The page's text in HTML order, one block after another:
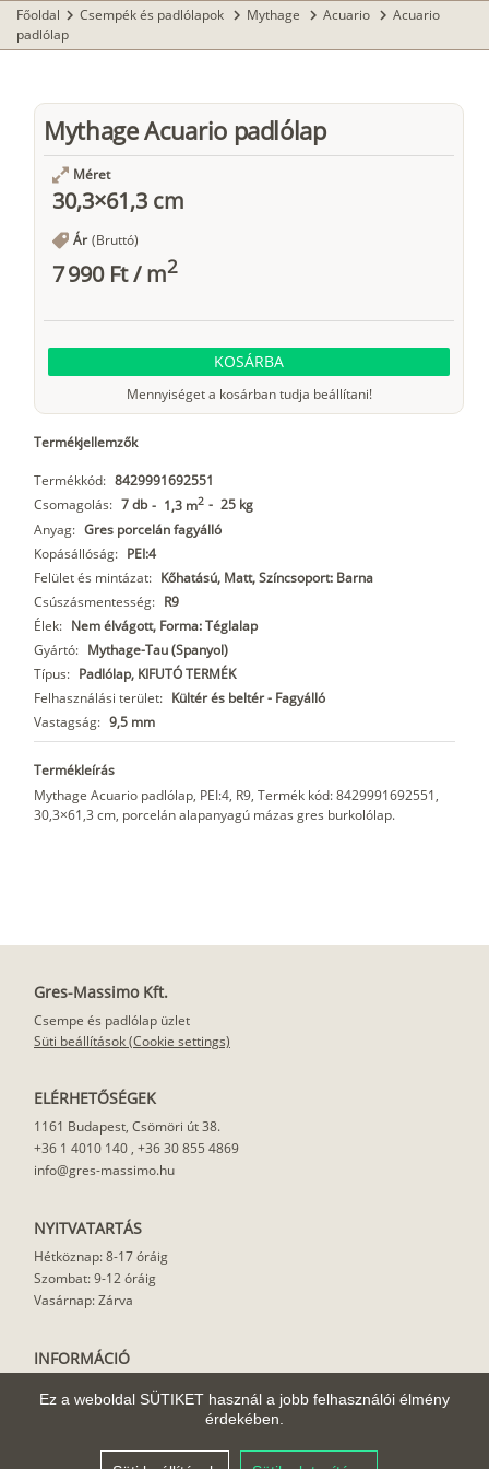
Ez a weboldal SÜTIKET használ a jobb felhasználói élmény
érdekében.
Főoldal chevron_right Csempék és padlólapok chevron_right Mythage chevron_right Acuario chevron_right Acuario
padlólap
Mythage Acuario padlólap
Méret
30,3×61,3 cm
Ár (Bruttó)
7 990 Ft/m2
KOSÁRBA
Mennyiséget a kosárban tudja beállítani!
Termékjellemzők
Termékkód: 8429991692551
Csomagolás: 7 db - 1,3 m2 - 25 kg
Anyag: Gres porcelán fagyálló
Kopásállóság: PEI:4
Felület és mintázat: Kőhatású, Matt, Színcsoport: Barna
Csúszásmentesség: R9
Élek: Nem élvágott, Forma: Téglalap
Gyártó: Mythage-Tau (Spanyol)
Típus: Padlólap, KIFUTÓ TERMÉK
Felhasználási terület: Kültér és beltér - Fagyálló
Vastagság: 9,5 mm
Termékleírás
Mythage Acuario padlólap, PEI:4, R9, Termék kód: 8429991692551,
30,3×61,3 cm, porcelán alapanyagú mázas gres burkolólap.
Gres-Massimo Kft.
Csempe és padlólap üzlet
Süti beállítások (Cookie settings)
ELÉRHETŐSÉGEK
1161 Budapest, Csömöri út 38.
+36 1 4010 140 , +36 30 855 4869
info@gres-massimo.hu
NYITVATARTÁS
Hétköznap: 8-17 óráig
Szombat: 9-12 óráig
Vasárnap: Zárva
INFORMÁCIÓ
Felhasználási javaslat